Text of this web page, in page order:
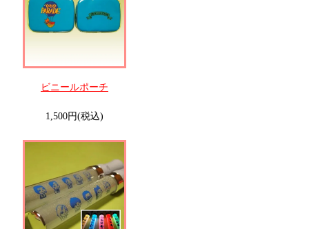
ビニールポーチ
1,500円(税込)